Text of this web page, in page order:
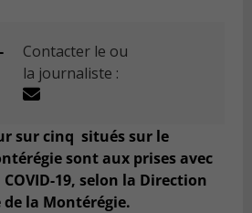
Contacter le ou
la journaliste :
sur cinq situés sur le
sont aux prises avec
19, selon la Direction
la Montérégie.